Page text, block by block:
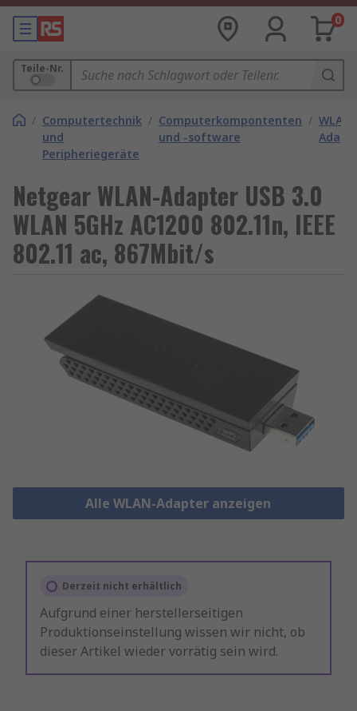
0
Teile-Nr.
/ Computertechnik
und
Peripheriegeräte
/ Computerkompontenten
und -software
/ WLAN-
Netgear WLAN-Adapter USB 3.0
WLAN 5GHz AC1200 802.11n, IEEE
802.11 ac, 867Mbit/s
Alle WLAN-Adapter anzeigen
Derzeit nicht erhältlich
Aufgrund einer herstellerseitigen
Produktionseinstellung wissen wir nicht, ob
dieser Artikel wieder vorrätig sein wird.